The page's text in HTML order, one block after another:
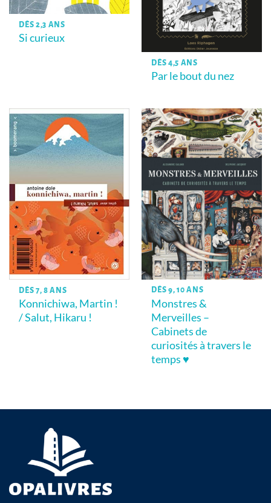
DÈS 2,3 ANS
Si curieux
DÈS 4,5 ANS
Par le bout du nez
DÈS 7, 8 ANS
Konnichiwa, Martin !
/ Salut, Hikaru !
DÈS 9, 10 ANS
Monstres &
Merveilles –
Cabinets de
curiosités à travers le
temps ♥